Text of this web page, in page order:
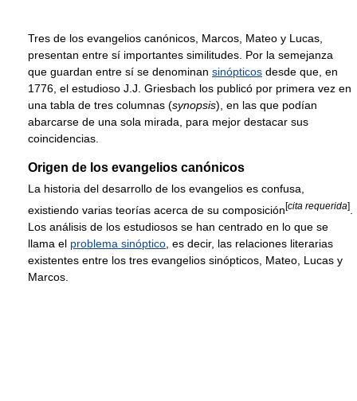
Tres de los evangelios canónicos, Marcos, Mateo y Lucas,
presentan entre sí importantes similitudes. Por la semejanza
que guardan entre sí se denominan sinópticos desde que, en
1776, el estudioso J.J. Griesbach los publicó por primera vez en
una tabla de tres columnas (synopsis), en las que podían
abarcarse de una sola mirada, para mejor destacar sus
coincidencias.
Origen de los evangelios canónicos
La historia del desarrollo de los evangelios es confusa,
existiendo varias teorías acerca de su composición[cita requerida]
Los análisis de los estudiosos se han centrado en lo que se
llama el problema sinóptico , es decir, las relaciones literarias
existentes entre los tres evangelios sinópticos, Mateo, Lucas y
Marcos.